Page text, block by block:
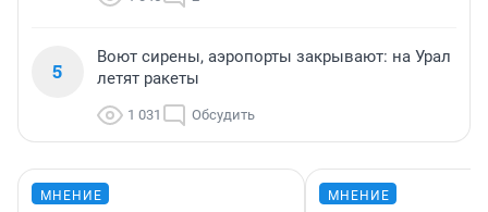
5
Воют сирены, аэропорты закрывают: на Урал
летят ракеты
1 031 Обсудить
МНЕНИЕ МНЕНИЕ